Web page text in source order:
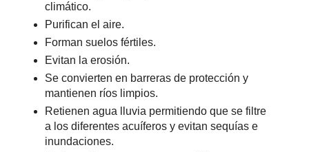
climático.
Purifican el aire.
Forman suelos fértiles.
Evitan la erosión.
Se convierten en barreras de protección y
mantienen ríos limpios.
Retienen agua lluvia permitiendo que se filtre
a los diferentes acuíferos y evitan sequías e
inundaciones.